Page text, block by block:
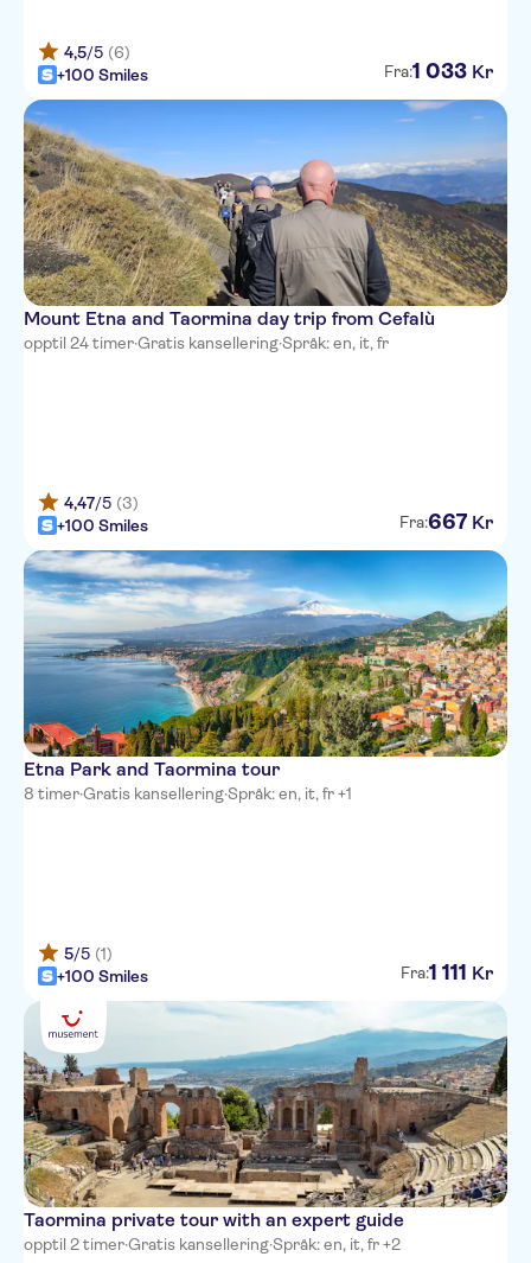
4,5/5 (6)
+100 Smiles
Fra:1 033 Kr
Mount Etna and Taormina day trip from Cefalù
opptil 24 timer·Gratis kansellering·Språk: en, it, fr
4,47/5 (3)
+100 Smiles
Fra:667 Kr
Etna Park and Taormina tour
8 timer·Gratis kansellering·Språk: en, it, fr +1
5/5 (1)
+100 Smiles
Fra:1 111 Kr
Taormina private tour with an expert guide
opptil 2 timer·Gratis kansellering·Språk: en, it, fr +2